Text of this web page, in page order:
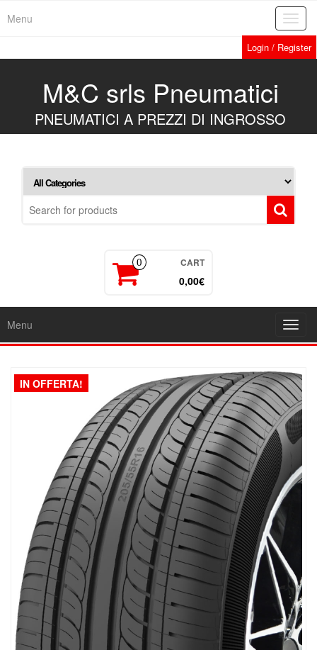
Menu
Login / Register
M&C srls Pneumatici
PNEUMATICI A PREZZI DI INGROSSO
0 CART
0,00€
Menu
IN OFFERTA!